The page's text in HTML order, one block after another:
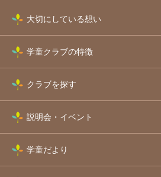
大切にしている想い
学童クラブの特徴
クラブを探す
説明会・イベント
学童だより